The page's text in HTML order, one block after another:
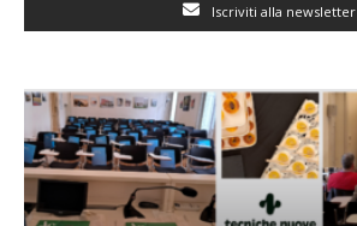
Iscriviti alla newsletter